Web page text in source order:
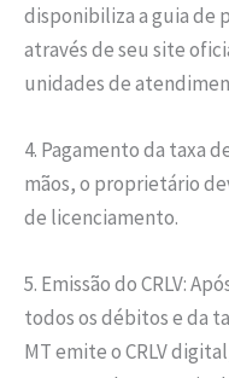
disponibiliza a guia de
através de seu site
unidades de
4. Pagamento da taxa
mãos, o proprietário
de licenciamento.
5. Emissão do CRLV:
todos os débitos e da
MT emite o CRLV